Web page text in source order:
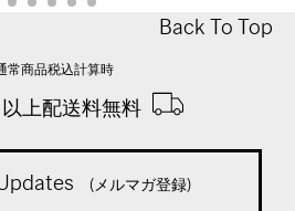
Back To Top
常商品税込計算時
上配送料無料
(メルマガ登録)